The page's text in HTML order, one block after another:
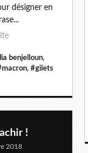
désigner en
benjelloun,
, #gilets
!
2018